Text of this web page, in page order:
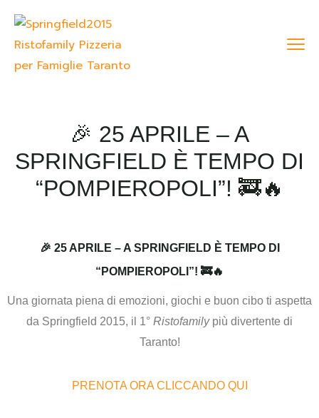
🎉 25 APRILE – A
SPRINGFIELD È TEMPO DI
“POMPIEROPOLI”! 🚒🔥
🎉 25 APRILE – A SPRINGFIELD È TEMPO DI
“POMPIEROPOLI”! 🚒🔥
Una giornata piena di emozioni, giochi e buon cibo ti aspetta
da Springfield 2015, il 1° Ristofamilypiù divertente di
Taranto!
PRENOTA ORA CLICCANDO QUI